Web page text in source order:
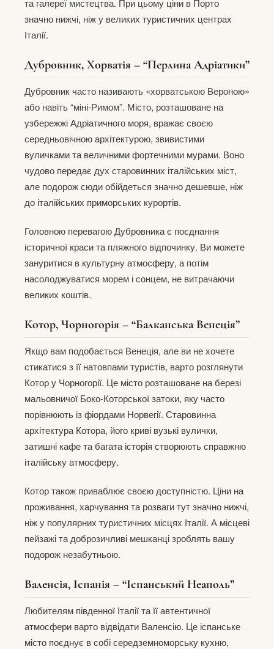
та галереї мистецтва. При цьому ціни в Порто
значно нижчі, ніж у великих туристичних центрах
Італії.
Дубровник, Хорватія – “Перлина Адріатики”
Дубровник часто називають «хорватською Вероною»
або навіть “міні-Римом”. Місто, розташоване на
узбережжі Адріатичного моря, вражає своєю
середньовічною архітектурою, звивистими
вуличками та величними фортечними мурами. Воно
чудово передає дух старовинних італійських міст,
але подорож сюди обійдеться значно дешевше, ніж
до італійських приморських курортів.
Головною перевагою Дубровника є поєднання
історичної краси та пляжного відпочинку. Ви можете
зануритися в культурну атмосферу, а потім
насолоджуватися морем і сонцем, не витрачаючи
великих коштів.
Котор, Чорногорія – “Балканська Венеція”
Якщо вам подобається Венеція, але ви не хочете
стикатися з її натовпами туристів, варто розглянути
Котор у Чорногорії. Це місто розташоване на березі
мальовничої Боко-Которської затоки, яку часто
порівнюють із фіордами Норвегії. Старовинна
архітектура Котора, його криві вузькі вулички,
затишні кафе та багата історія створюють справжню
італійську атмосферу.
Котор також приваблює своєю доступністю. Ціни на
проживання, харчування та розваги тут значно нижчі,
ніж у популярних туристичних місцях Італії. А місцеві
пейзажі та доброзичливі мешканці зроблять вашу
подорож незабутньою.
Валенсія, Іспанія – “Іспанський Неаполь”
Любителям південної Італії та її автентичної
атмосфери варто відвідати Валенсію. Це іспанське
місто поєднує в собі середземноморську кухню,